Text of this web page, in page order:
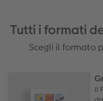
Tutti i formati
Scegli il formato
Il